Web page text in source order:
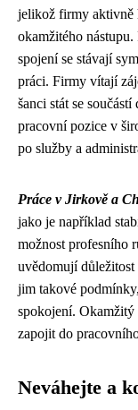
jelikož firmy aktivně
okamžitého
spojení se stávají
práci. Firmy vítají
šanci stát se
pracovní pozice v
po služby a
Práce v Jirkově a
jako je například
možnost profesního
uvědomují
jim takové
spokojení. Okamžitý
zapojit do
Neváhejte a